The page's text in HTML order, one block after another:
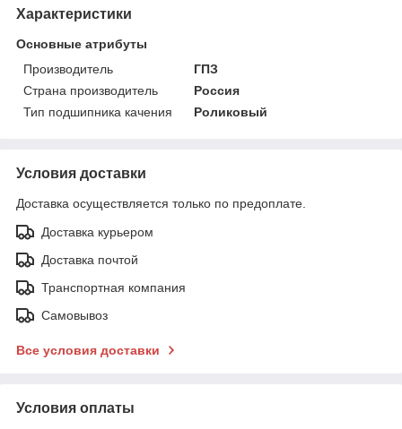
Характеристики
Основные атрибуты
Производитель
ГПЗ
Страна производитель
Россия
Тип подшипника качения
Роликовый
Условия доставки
Доставка осуществляется только по предоплате.
Доставка курьером
Доставка почтой
Транспортная компания
Самовывоз
Все условия доставки
Условия оплаты